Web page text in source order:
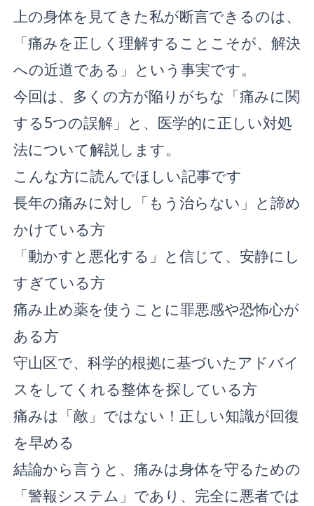
上の身体を見てきた私が断言できるのは、
「痛みを正しく理解することこそが、解決
への近道である」という事実です。
今回は、多くの方が陥りがちな「痛みに関
する5つの誤解」と、医学的に正しい対処
法について解説します。
こんな方に読んでほしい記事です
長年の痛みに対し「もう治らない」と諦め
かけている方
「動かすと悪化する」と信じて、安静にし
すぎている方
痛み止め薬を使うことに罪悪感や恐怖心が
ある方
守山区で、科学的根拠に基づいたアドバイ
スをしてくれる整体を探している方
痛みは「敵」ではない！正しい知識が回復
を早める
結論から言うと、痛みは身体を守るための
「警報システム」であり、完全に悪者では